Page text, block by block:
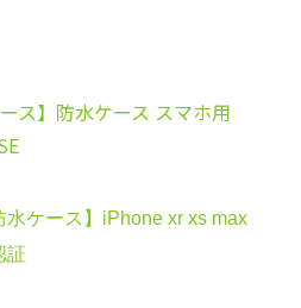
ス】防水ケース スマホ用
水ケース】iPhone xr xs max
証